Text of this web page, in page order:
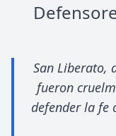
San Liberato,
fueron
defender la fe